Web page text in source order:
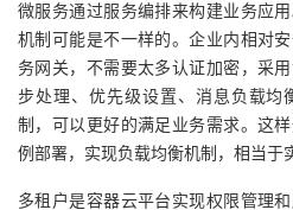
微服务通过服务编排来构建业务应
机制可能是不一样的。企业内相对
务网关，不需要太多认证加密，采
步处理、优先级设置、消息负载均
制，可以更好的满足业务需求。这
例部署，实现负载均衡机制，相当于
多租户是容器云平台实现权限管理